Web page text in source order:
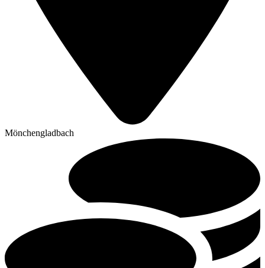
Mönchengladbach